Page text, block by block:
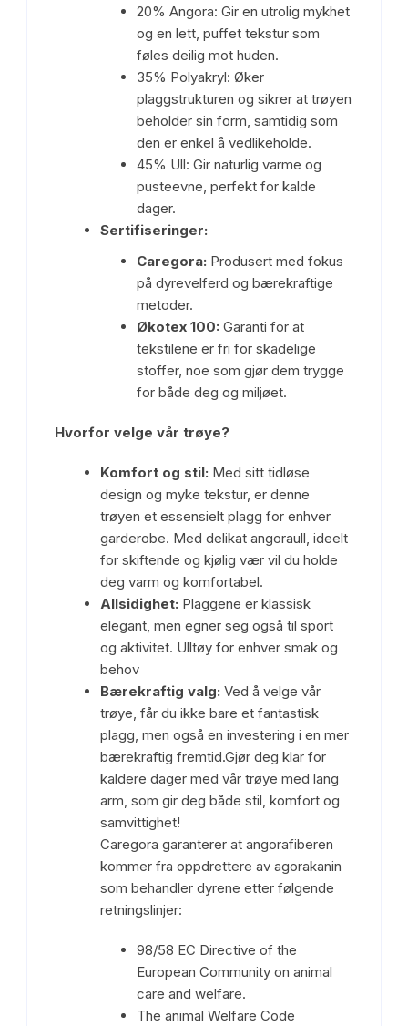
20% Angora: Gir en utrolig mykhet
og en lett, puffet tekstur som
føles deilig mot huden.
35% Polyakryl: Øker
plaggstrukturen og sikrer at trøyen
beholder sin form, samtidig som
den er enkel å vedlikeholde.
45% Ull: Gir naturlig varme og
pusteevne, perfekt for kalde
dager.
Sertifiseringer:
Caregora: Produsert med fokus
på dyrevelferd og bærekraftige
metoder.
Økotex 100: Garanti for at
tekstilene er fri for skadelige
stoffer, noe som gjør dem trygge
for både deg og miljøet.
Hvorfor velge vår trøye?
Komfort og stil: Med sitt tidløse
design og myke tekstur, er denne
trøyen et essensielt plagg for enhver
garderobe. Med delikat angoraull, ideelt
for skiftende og kjølig vær vil du holde
deg varm og komfortabel.
Allsidighet: Plaggene er klassisk
elegant, men egner seg også til sport
og aktivitet. Ulltøy for enhver smak og
behov
Bærekraftig valg: Ved å velge vår
trøye, får du ikke bare et fantastisk
plagg, men også en investering i en mer
bærekraftig fremtid.Gjør deg klar for
kaldere dager med vår trøye med lang
arm, som gir deg både stil, komfort og
samvittighet!
Caregora garanterer at angorafiberen
kommer fra oppdrettere av agorakanin
som behandler dyrene etter følgende
retningslinjer:
98/58 EC Directive of the
European Community on animal
care and welfare.
The animal Welfare Code